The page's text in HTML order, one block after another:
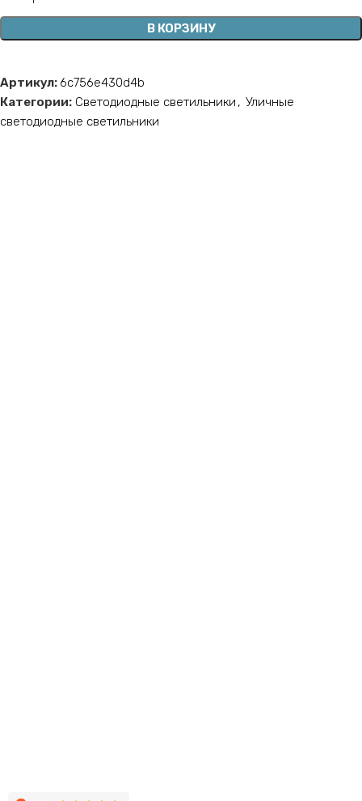
В КОРЗИНУ
Артикул: 6c756e430d4b
Категории: Светодиодные светильники , Уличные
светодиодные светильники